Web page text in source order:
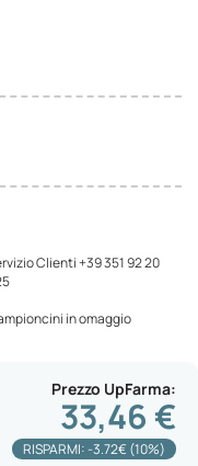
Clienti +39 351 92 20
in omaggio
Prezzo UpFarma
33,46 €
RISPARMI: -3.72€ (10%)